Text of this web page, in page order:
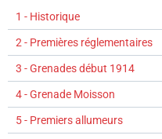
1 - Historique
2 - Premières réglementaires
3 - Grenades début 1914
4 - Grenade Moisson
5 - Premiers allumeurs